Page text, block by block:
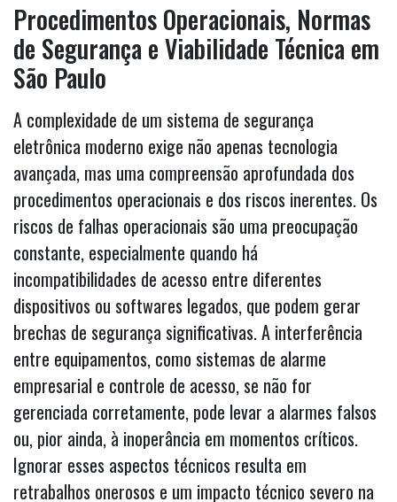
Procedimentos Operacionais, Normas
de Segurança e Viabilidade Técnica em
São Paulo
A complexidade de um sistema de segurança
eletrônica moderno exige não apenas tecnologia
avançada, mas uma compreensão aprofundada dos
procedimentos operacionais e dos riscos inerentes. Os
riscos de falhas operacionais são uma preocupação
constante, especialmente quando há
incompatibilidades de acesso entre diferentes
dispositivos ou softwares legados, que podem gerar
brechas de segurança significativas. A interferência
entre equipamentos, como sistemas de alarme
empresarial e controle de acesso, se não for
gerenciada corretamente, pode levar a alarmes falsos
ou, pior ainda, à inoperância em momentos críticos.
Ignorar esses aspectos técnicos resulta em
retrabalhos onerosos e um impacto técnico severo na